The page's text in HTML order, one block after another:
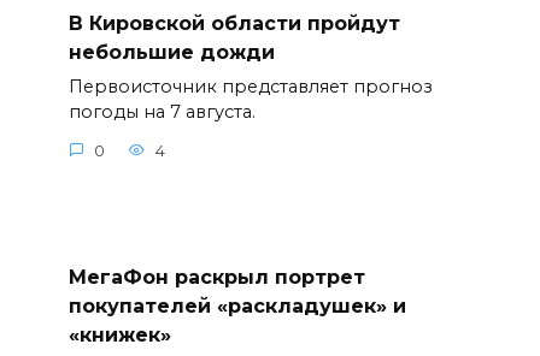
В Кировской области пройдут
небольшие дожди
Первоисточник представляет прогноз
погоды на 7 августа.
0 4
МегаФон раскрыл портрет
покупателей «раскладушек» и
«книжек»